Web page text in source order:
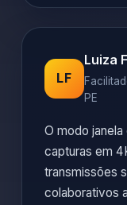
LF
Luiza
PE
O modo
capturas em
transmissões
colaborativos